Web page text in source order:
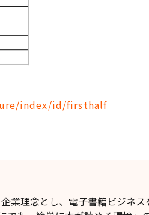
index/id/firsthalf
業理念とし、電子書籍ビジネス